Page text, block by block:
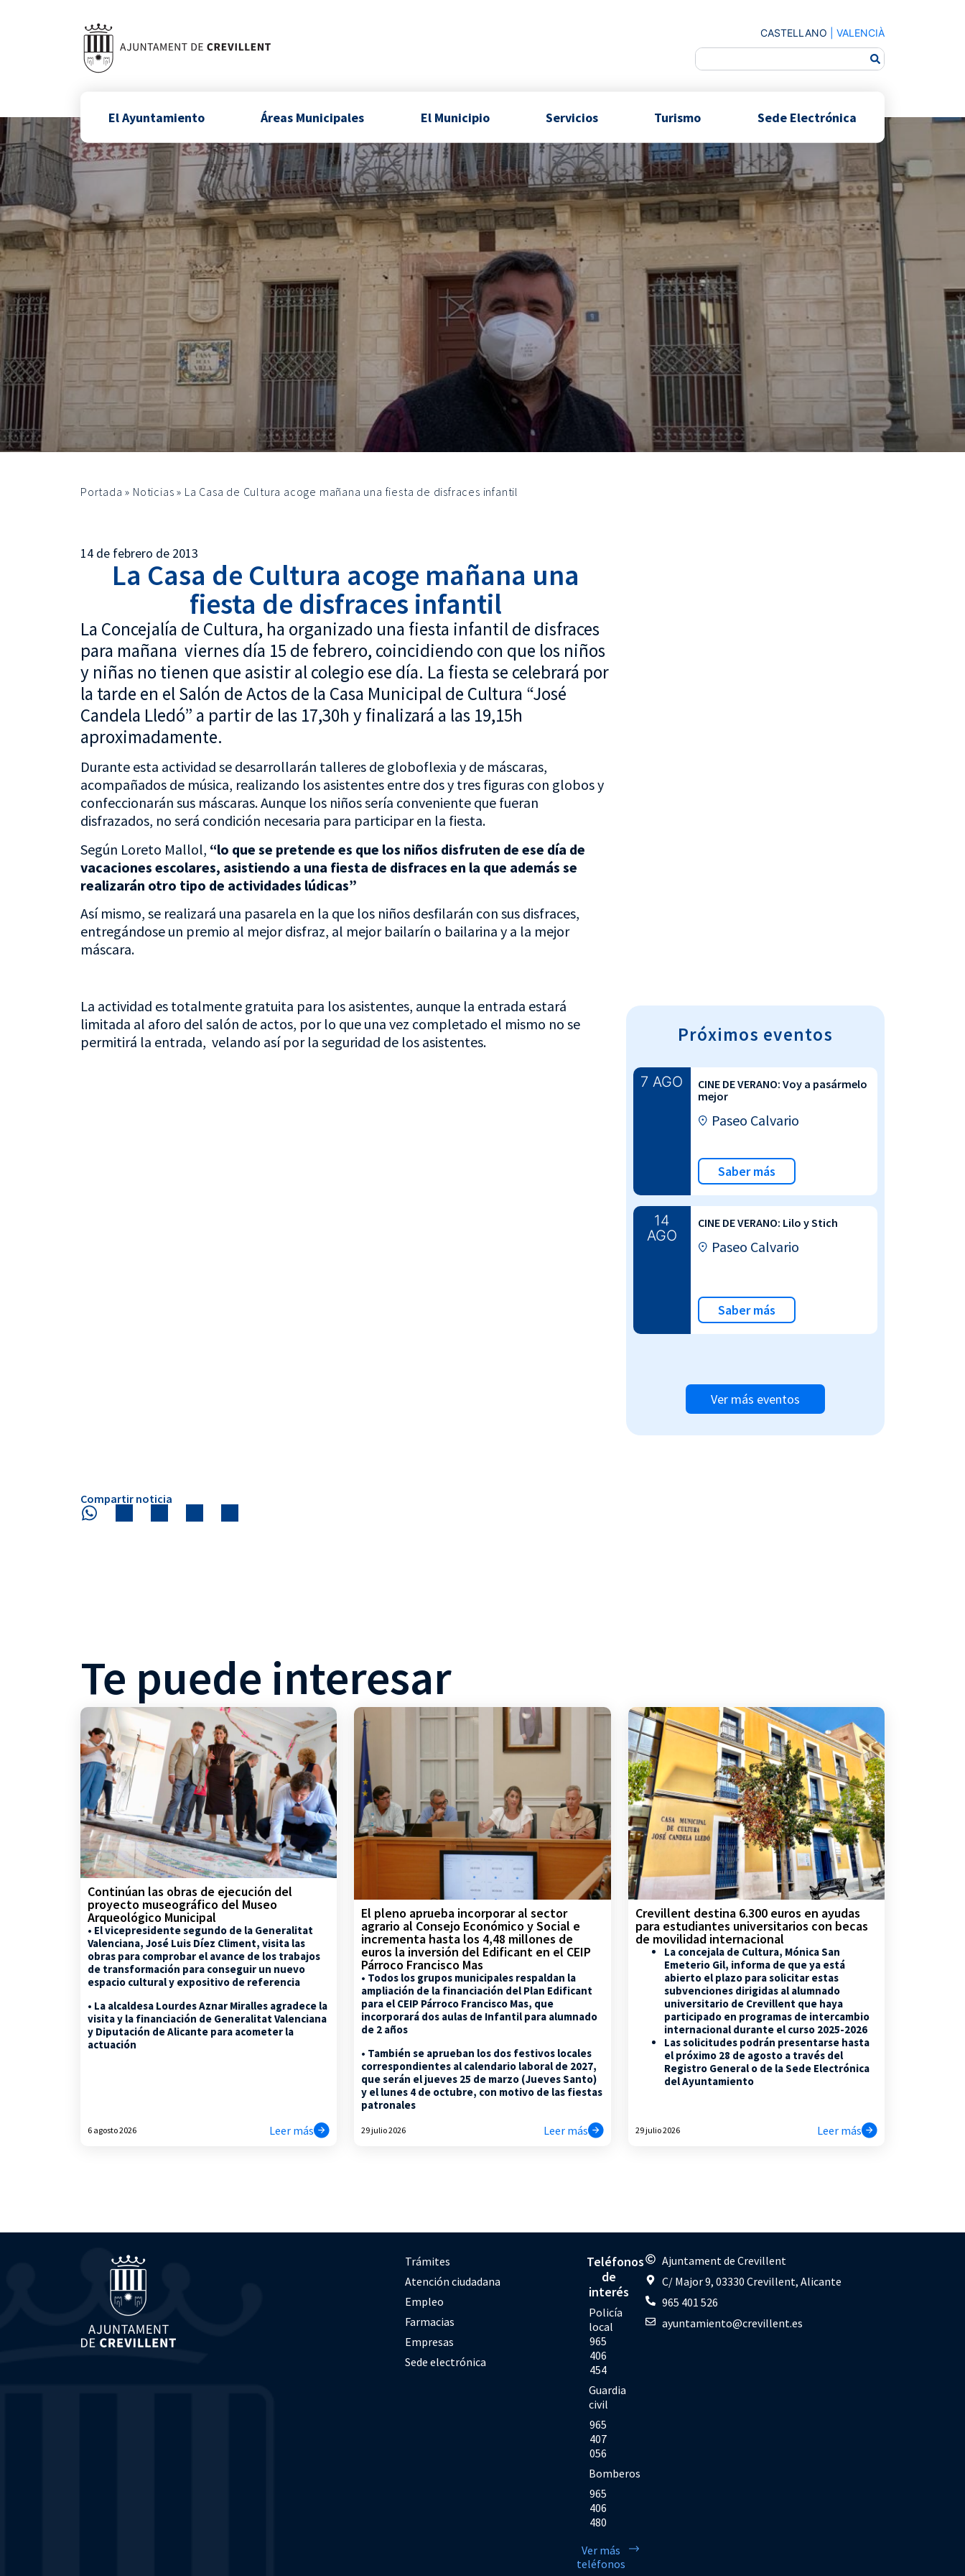
CASTELLANO VALENCIÀ
El Ayuntamiento Áreas Municipales El Municipio Servicios Turismo Sede Electrónica
Portada » Noticias » La Casa de Cultura acoge mañana una fiesta de disfraces infantil
14 de febrero de 2013
La Casa de Cultura acoge mañana una
fiesta de disfraces infantil
La Concejalía de Cultura, ha organizado una fiesta infantil de disfraces
para mañana viernes día 15 de febrero, coincidiendo con que los niños
y niñas no tienen que asistir al colegio ese día. La fiesta se celebrará por
la tarde en el Salón de Actos de la Casa Municipal de Cultura “José
Candela Lledó” a partir de las 17,30h y finalizará a las 19,15h
aproximadamente.
Durante esta actividad se desarrollarán talleres de globoflexia y de máscaras,
acompañados de música, realizando los asistentes entre dos y tres figuras con globos y
confeccionarán sus máscaras. Aunque los niños sería conveniente que fueran
disfrazados, no será condición necesaria para participar en la fiesta.
Según Loreto Mallol, “lo que se pretende es que los niños disfruten de ese día de
vacaciones escolares, asistiendo a una fiesta de disfraces en la que además se
realizarán otro tipo de actividades lúdicas”
Así mismo, se realizará una pasarela en la que los niños desfilarán con sus disfraces,
entregándose un premio al mejor disfraz, al mejor bailarín o bailarina y a la mejor
máscara.
La actividad es totalmente gratuita para los asistentes, aunque la entrada estará
limitada al aforo del salón de actos, por lo que una vez completado el mismo no se
permitirá la entrada, velando así por la seguridad de los asistentes.
Próximos eventos
7 AGO
CINE DE VERANO: Voy a pasármelo
mejor
Paseo Calvario
Saber más
14
AGO
CINE DE VERANO: Lilo y Stich
Paseo Calvario
Saber más
Ver más eventos
Compartir noticia
Te puede interesar
Continúan las obras de ejecución del
proyecto museográfico del Museo
Arqueológico Municipal
• El vicepresidente segundo de la Generalitat
Valenciana, José Luis Díez Climent, visita las
obras para comprobar el avance de los trabajos
de transformación para conseguir un nuevo
espacio cultural y expositivo de referencia
• La alcaldesa Lourdes Aznar Miralles agradece la
visita y la financiación de Generalitat Valenciana
y Diputación de Alicante para acometer la
actuación
6 agosto 2026 Leer más
El pleno aprueba incorporar al sector
agrario al Consejo Económico y Social e
incrementa hasta los 4,48 millones de
euros la inversión del Edificant en el CEIP
Párroco Francisco Mas
• Todos los grupos municipales respaldan la
ampliación de la financiación del Plan Edificant
para el CEIP Párroco Francisco Mas, que
incorporará dos aulas de Infantil para alumnado
de 2 años
• También se aprueban los dos festivos locales
correspondientes al calendario laboral de 2027,
que serán el jueves 25 de marzo (Jueves Santo)
y el lunes 4 de octubre, con motivo de las fiestas
patronales
29 julio 2026 Leer más
Crevillent destina 6.300 euros en ayudas
para estudiantes universitarios con becas
de movilidad internacional
La concejala de Cultura, Mónica San
Emeterio Gil, informa de que ya está
abierto el plazo para solicitar estas
subvenciones dirigidas al alumnado
universitario de Crevillent que haya
participado en programas de intercambio
internacional durante el curso 2025-2026
Las solicitudes podrán presentarse hasta
el próximo 28 de agosto a través del
Registro General o de la Sede Electrónica
del Ayuntamiento
29 julio 2026 Leer más
Trámites
Atención ciudadana
Empleo
Farmacias
Empresas
Sede electrónica
Teléfonos
de
interés
Policía
local
965
406
454
Guardia
civil
965
407
056
Bomberos
965
406
480
Ver más
teléfonos
Ajuntament de Crevillent
C/ Major 9, 03330 Crevillent, Alicante
965 401 526
ayuntamiento@crevillent.es